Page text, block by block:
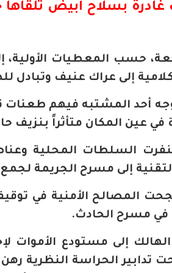
غادرة بسلاح أبيض
حسب المعطيات
إلى عراك عنيف وتبادل
أحد المشتبه فيهم طعنات
في عين المكان متأثراً بنزيف
السلطات المحلية
إلى مسرح الجريمة لجمع
المصالح الأمنية في
في مسرح الحادث.
إلى مستودع الأموات
تدابير الحراسة النظرية